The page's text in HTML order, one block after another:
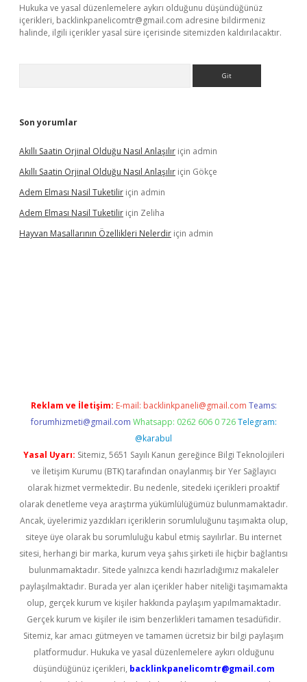
Hukuka ve yasal düzenlemelere aykırı olduğunu düşündüğünüz
içerikleri, backlinkpanelicomtr@gmail.com adresine bildirmeniz
halinde, ilgili içerikler yasal süre içerisinde sitemizden kaldırılacaktır.
Son yorumlar
Akıllı Saatin Orjinal Olduğu Nasıl Anlaşılır için admin
Akıllı Saatin Orjinal Olduğu Nasıl Anlaşılır için Gökçe
Adem Elması Nasil Tuketilir için admin
Adem Elması Nasil Tuketilir için Zeliha
Hayvan Masallarının Özellikleri Nelerdir için admin
Reklam ve İletişim: E-mail: backlinkpaneli@gmail.com Teams:
forumhizmeti@gmail.com Whatsapp: 0262 606 0 726 Telegram:
@karabul
Yasal Uyarı: Sitemiz, 5651 Sayılı Kanun gereğince Bilgi Teknolojileri
ve İletişim Kurumu (BTK) tarafından onaylanmış bir Yer Sağlayıcı
olarak hizmet vermektedir. Bu nedenle, sitedeki içerikleri proaktif
olarak denetleme veya araştırma yükümlülüğümüz bulunmamaktadır.
Ancak, üyelerimiz yazdıkları içeriklerin sorumluluğunu taşımakta olup,
siteye üye olarak bu sorumluluğu kabul etmiş sayılırlar. Bu internet
sitesi, herhangi bir marka, kurum veya şahıs şirketi ile hiçbir bağlantısı
bulunmamaktadır. Sitede yalnızca kendi hazırladığımız makaleler
paylaşılmaktadır. Burada yer alan içerikler haber niteliği taşımamakta
olup, gerçek kurum ve kişiler hakkında paylaşım yapılmamaktadır.
Gerçek kurum ve kişiler ile isim benzerlikleri tamamen tesadüfidir.
Sitemiz, kar amacı gütmeyen ve tamamen ücretsiz bir bilgi paylaşım
platformudur. Hukuka ve yasal düzenlemelere aykırı olduğunu
düşündüğünüz içerikleri, backlinkpanelicomtr@gmail.com